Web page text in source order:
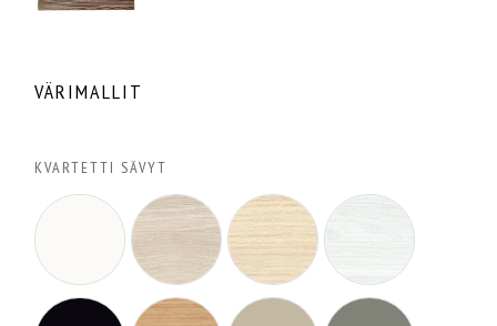
VÄRIMALLIT
KVARTETTI SÄVYT